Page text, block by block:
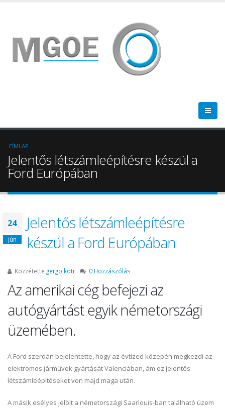
CÍMLAP
Jelentős létszámleépítésre készül a
Ford Európában
24
jún
Jelentős létszámleépítésre
készül a Ford Európában
Közzétette gergo.koti 0 Hozzászólás
Az amerikai cég befejezi az
autógyártást egyik németországi
üzemében.
A Ford szerdán bejelentette, hogy az évtized közepén megkezdi az
elektromos járművek gyártását Valenciában, ám ez jelentős
létszámleépítéseket von majd maga után.
A másik esélyes jelölt a németországi Saarlouis-ban található üzem